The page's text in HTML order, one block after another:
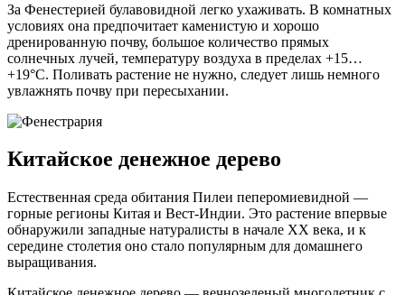
За Фенестерией булавовидной легко ухаживать. В комнатных
условиях она предпочитает каменистую и хорошо
дренированную почву, большое количество прямых
солнечных лучей, температуру воздуха в пределах +15…
+19°C. Поливать растение не нужно, следует лишь немного
увлажнять почву при пересыхании.
Китайское денежное дерево
Естественная среда обитания Пилеи пеперомиевидной —
горные регионы Китая и Вест-Индии. Это растение впервые
обнаружили западные натуралисты в начале XX века, и к
середине столетия оно стало популярным для домашнего
выращивания.